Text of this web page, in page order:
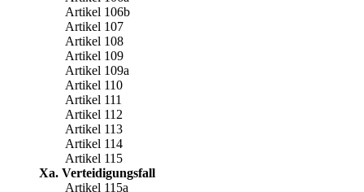
Artikel 106b
Artikel 107
Artikel 108
Artikel 109
Artikel 109a
Artikel 110
Artikel 111
Artikel 112
Artikel 113
Artikel 114
Artikel 115
Xa. Verteidigungsfall
Artikel 115a